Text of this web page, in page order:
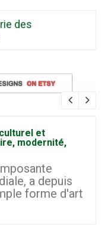
des
et
modernité,
a depuis
forme d'art